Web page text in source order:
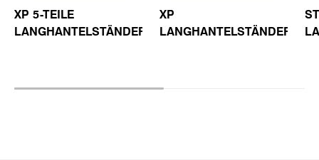
XP 5-TEILE
LANGHANTELSTÄNDER
XP
LANGHANTELSTÄNDER